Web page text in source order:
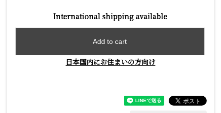
International shipping available
Add to cart
日本国内にお住まいの方向け